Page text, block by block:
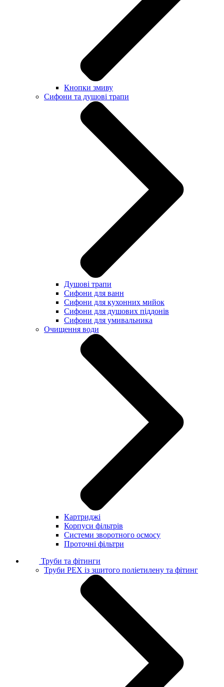
Кнопки змиву
Сифони та душові трапи
Душові трапи
Сифони для ванн
Сифони для кухонних мийок
Сифони для душових піддонів
Сифони для умивальника
Очищення води
Картриджі
Корпуси фільтрів
Системи зворотного осмосу
Проточні фільтри
Труби та фітинги
Труби PEX із зшитого поліетилену та фітинг